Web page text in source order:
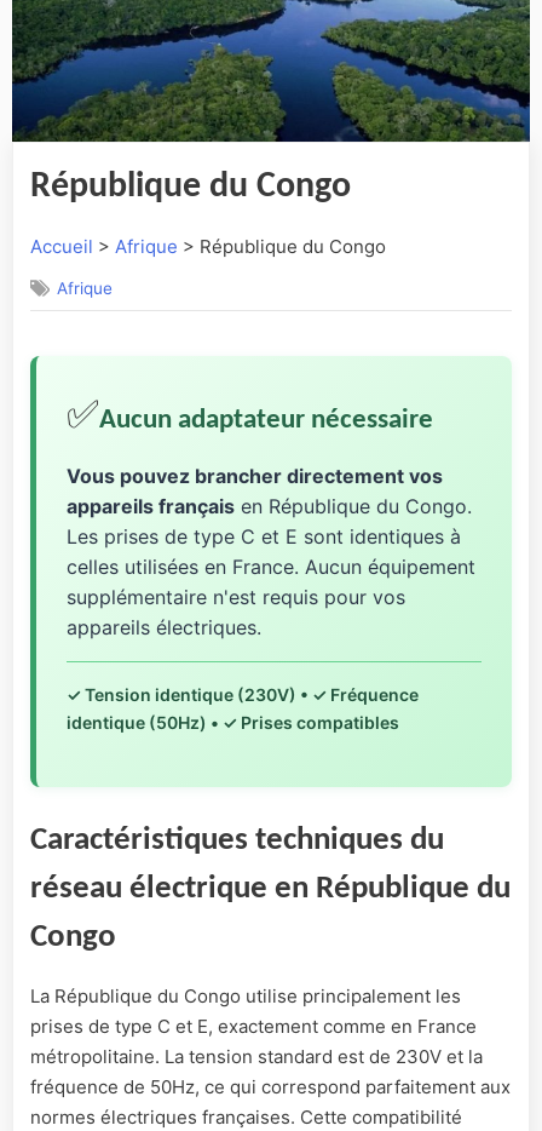
République du Congo
Accueil > Afrique > République du Congo
Afrique
✅Aucun adaptateur nécessaire
Vous pouvez brancher directement vos
appareils français en République du Congo.
Les prises de type C et E sont identiques à
celles utilisées en France. Aucun équipement
supplémentaire n'est requis pour vos
appareils électriques.
✓ Tension identique (230V) • ✓ Fréquence
identique (50Hz) • ✓ Prises compatibles
Caractéristiques techniques du
réseau électrique en République du
Congo
La République du Congo utilise principalement les
prises de type C et E, exactement comme en France
métropolitaine. La tension standard est de 230V et la
fréquence de 50Hz, ce qui correspond parfaitement aux
normes électriques françaises. Cette compatibilité